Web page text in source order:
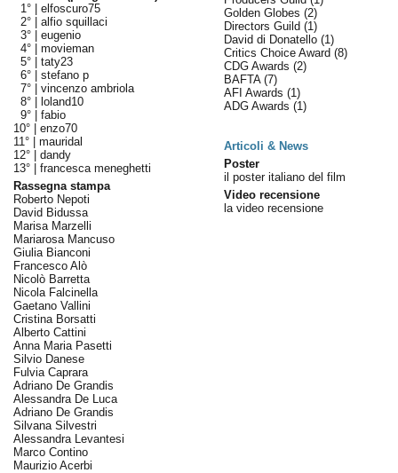
1° | elfoscuro75
2° | alfio squillaci
3° | eugenio
4° | movieman
5° | taty23
6° | stefano p
7° | vincenzo ambriola
8° |
loland10
9° | fabio
10° | enzo70
11° | mauridal
12° | dandy
13° | francesca meneghetti
Rassegna stampa
Roberto Nepoti
David Bidussa
Marisa Marzelli
Mariarosa Mancuso
Giulia Bianconi
Francesco Alò
Nicolò Barretta
Nicola Falcinella
Gaetano Vallini
Cristina Borsatti
Alberto Cattini
Anna Maria Pasetti
Silvio Danese
Fulvia Caprara
Adriano De Grandis
Alessandra De Luca
Adriano De Grandis
Silvana Silvestri
Alessandra Levantesi
Marco Contino
Maurizio Acerbi
Golden Globes (2)
Directors Guild (1)
David di Donatello (1)
Critics Choice Award (8)
CDG Awards (2)
BAFTA (7)
AFI Awards (1)
ADG Awards (1)
Articoli & News
Poster
il poster italiano del film
Video recensione
la video recensione